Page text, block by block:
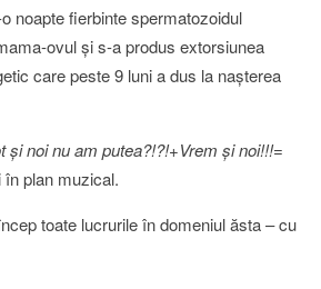
noapte fierbinte spermatozoidul
ovul şi s-a produs extorsiunea
care peste 9 luni a dus la naşterea
şi noi nu am putea?!?!+Vrem şi noi!!!=
plan muzical.
toate lucrurile în domeniul ăsta – cu